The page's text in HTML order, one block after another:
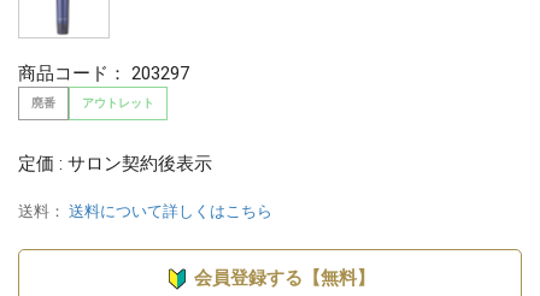
商品コード： 203297
廃番 アウトレット
定価 : サロン契約後表示
送料： 送料について詳しくはこちら
会員登録する【無料】